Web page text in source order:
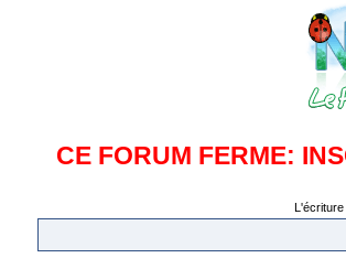
CE FORUM FERME: